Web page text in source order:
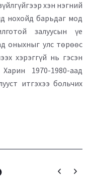
хэн нэгний
нохойд барьдаг мод
залуусын үе
оныхныг улс төрөөс
хэрэггүй нь гэсэн
1970-1980-аад
итгэхээ больчих